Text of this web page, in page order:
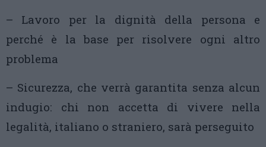
– Lavoro per la dignità della persona e
perché è la base per risolvere ogni altro
problema
– Sicurezza, che verrà garantita senza alcun
indugio: chi non accetta di vivere nella
legalità, italiano o straniero, sarà perseguito